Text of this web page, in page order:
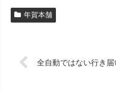
年賀本舗
全自動ではない行き